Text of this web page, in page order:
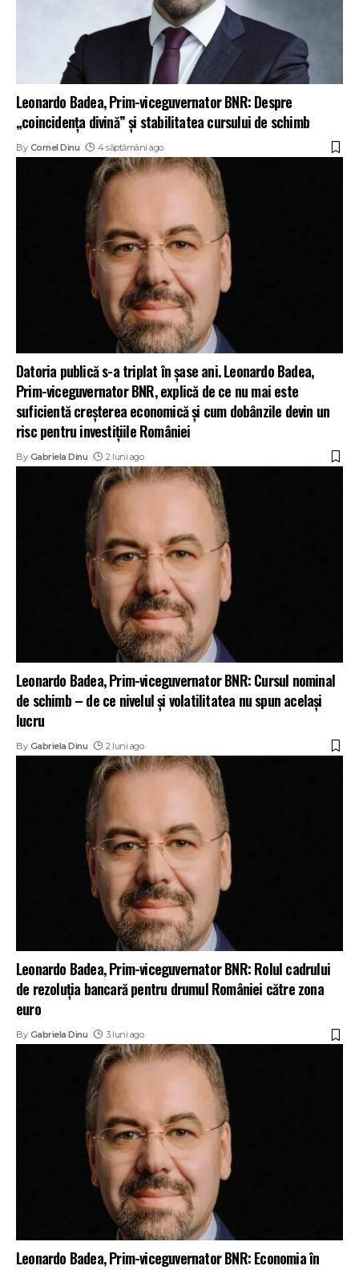
Leonardo Badea, Prim-viceguvernator BNR: Despre
„coincidența divină” și stabilitatea cursului de schimb
By Cornel Dinu 4 săptămâni ago
Datoria publică s-a triplat în șase ani. Leonardo Badea,
Prim-viceguvernator BNR, explică de ce nu mai este
suficientă creșterea economică și cum dobânzile devin un
risc pentru investițiile României
By Gabriela Dinu 2 luni ago
Leonardo Badea, Prim-viceguvernator BNR: Cursul nominal
de schimb – de ce nivelul și volatilitatea nu spun același
lucru
By Gabriela Dinu 2 luni ago
Leonardo Badea, Prim-viceguvernator BNR: Rolul cadrului
de rezoluția bancară pentru drumul României către zona
euro
By Gabriela Dinu 3 luni ago
Leonardo Badea, Prim-viceguvernator BNR: Economia în